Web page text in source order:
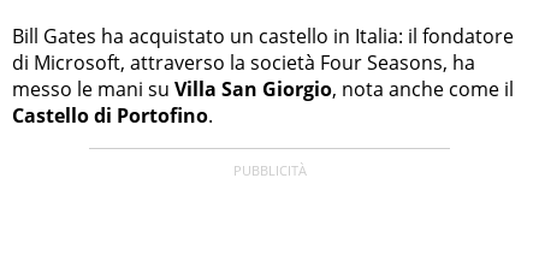
Bill Gates ha acquistato un castello in Italia: il fondatore
di Microsoft, attraverso la società Four Seasons, ha
messo le mani su Villa San Giorgio, nota anche come il
Castello di Portofino.